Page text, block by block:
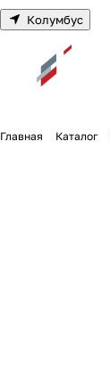
Колумбус
Главная Каталог